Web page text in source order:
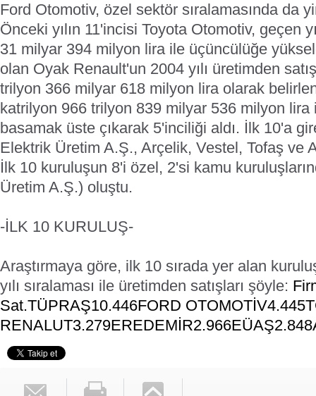
Ford Otomotiv, özel sektör sıralamasında da
Önceki yılın 11'incisi Toyota Otomotiv, geçen
31 milyar 394 milyon lira ile üçüncülüğe
olan Oyak Renault'un 2004 yılı üretimden
trilyon 366 milyar 618 milyon lira olarak
katrilyon 966 trilyon 839 milyar 536 milyon lira
basamak üste çıkarak 5'inciliği aldı. İlk 10'a
Elektrik Üretim A.Ş., Arçelik, Vestel, Tofaş ve
İlk 10 kuruluşun 8'i özel, 2'si kamu
Üretim A.Ş.) oluştu.
-İLK 10 KURULUŞ-
Araştırmaya göre, ilk 10 sırada yer alan
yılı sıralaması ile üretimden satışları şöyle:
Sat.TÜPRAŞ10.446FORD OTOMOTİV4.445
RENALUT3.279EREDEMİR2.966EÜAŞ2.848